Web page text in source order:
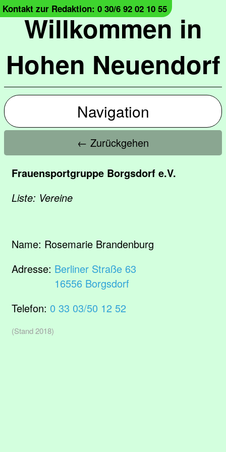
Willkommen in
Hohen Neuendorf
Kontakt zur Redaktion: 0 30/6 92 02 10 55
Navigation
← Zurückgehen
Frauensportgruppe Borgsdorf e.V.
Liste: Vereine
Name: Rosemarie Brandenburg
Adresse: Berliner Straße 63
16556 Borgsdorf
Telefon: 0 33 03/50 12 52
(Stand 2018)